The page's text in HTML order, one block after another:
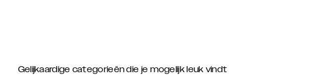
Gelijkaardige categorieën die je mogelijk leuk vindt